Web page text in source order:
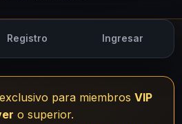
Registro Ingresar
para miembros VIP
o superior.